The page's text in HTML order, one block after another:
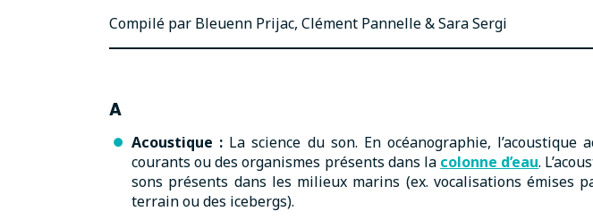
Compilé par Bleuenn Prijac, Clément Pannelle & Sara Sergi
A
Acoustique : La science du son. En océanographie,
courants ou des organismes présents dans la colonne d’eau.
sons présents dans les milieux marins (ex. vocalisations émises
terrain ou des icebergs).